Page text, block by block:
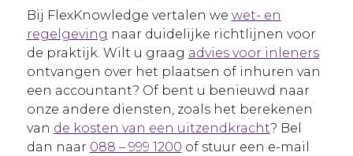
Bij FlexKnowledge vertalen we wet- en
regelgeving naar duidelijke richtlijnen voor
de praktijk. Wilt u graag advies voor inleners
ontvangen over het plaatsen of inhuren van
een accountant? Of bent u benieuwd naar
onze andere diensten, zoals het berekenen
van de kosten van een uitzendkracht? Bel
dan naar 088 – 999 1200 of stuur een e-mail